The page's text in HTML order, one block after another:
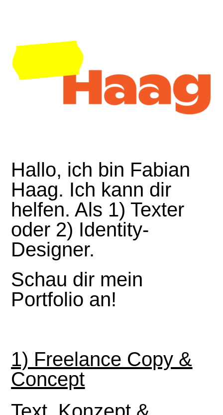
Hallo, ich bin Fabian
Haag. Ich kann dir
helfen.Als 1) Texter
oder 2) Identity-
Designer.
Schau dir mein
Portfolio an!
1) Freelance Copy &
Concept